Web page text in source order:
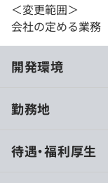
＜変更範囲＞
会社の定める業務
開発環境
で、事業領域が広
勤務地
待遇・福利厚生